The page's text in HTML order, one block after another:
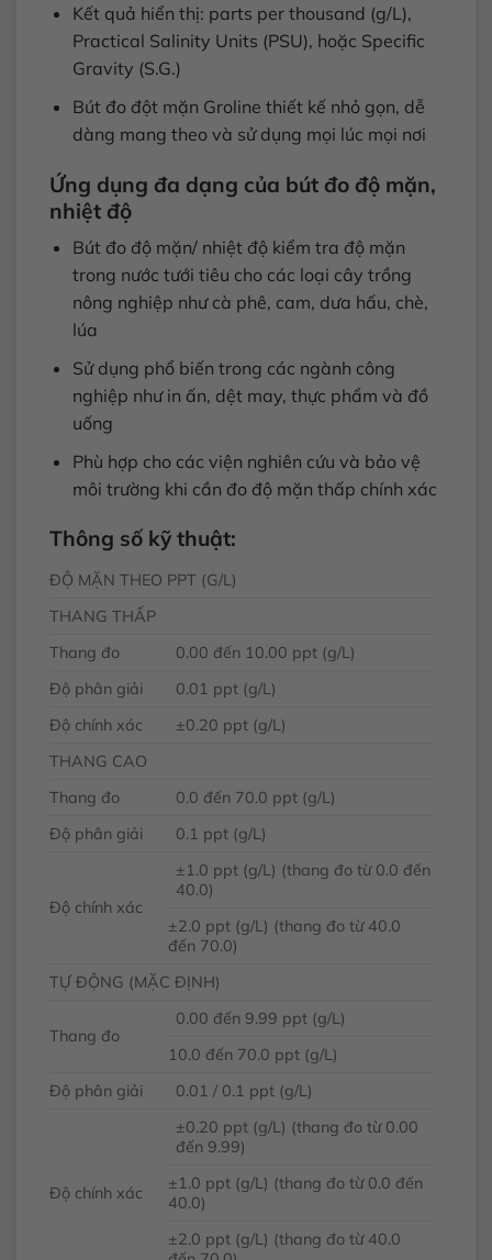
Kết quả hiển thị: parts per thousand (g/L),
Practical Salinity Units (PSU), hoặc Specific
Gravity (S.G.)
Bút đo đột mặn Groline thiết kế nhỏ gọn, dễ
dàng mang theo và sử dụng mọi lúc mọi nơi
Ứng dụng đa dạng của bút đo độ mặn,
nhiệt độ
Bút đo độ mặn/ nhiệt độ kiểm tra độ mặn
trong nước tưới tiêu cho các loại cây trồng
nông nghiệp như cà phê, cam, dưa hấu, chè,
lúa
Sử dụng phổ biến trong các ngành công
nghiệp như in ấn, dệt may, thực phẩm và đồ
uống
Phù hợp cho các viện nghiên cứu và bảo vệ
môi trường khi cần đo độ mặn thấp chính xác
Thông số kỹ thuật:
ĐỘ MẶN THEO PPT (G/L)
THANG THẤP
Thang đo
0.00 đến 10.00 ppt (g/L)
Độ phân giải
0.01 ppt (g/L)
Độ chính xác
±0.20 ppt (g/L)
THANG CAO
Thang đo
0.0 đến 70.0 ppt (g/L)
Độ phân giải
0.1 ppt (g/L)
Độ chính xác
±1.0 ppt (g/L) (thang đo từ 0.0 đến
40.0)
±2.0 ppt (g/L) (thang đo từ 40.0
đến 70.0)
TỰ ĐỘNG (MẶC ĐỊNH)
Thang đo
0.00 đến 9.99 ppt (g/L)
10.0 đến 70.0 ppt (g/L)
Độ phân giải
0.01 / 0.1 ppt (g/L)
Độ chính xác
±0.20 ppt (g/L) (thang đo từ 0.00
đến 9.99)
±1.0 ppt (g/L) (thang đo từ 0.0 đến
40.0)
±2.0 ppt (g/L) (thang đo từ 40.0